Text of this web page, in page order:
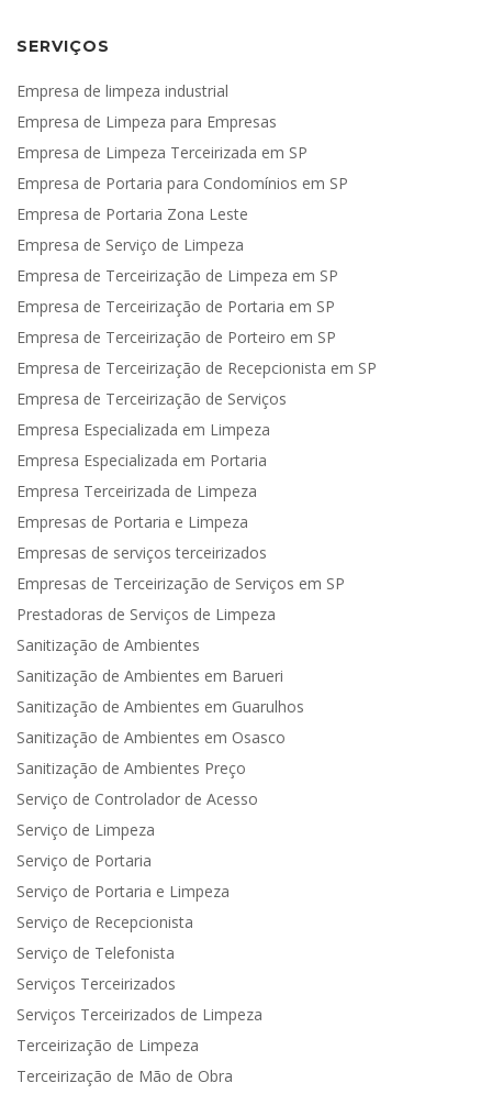
SERVIÇOS
Empresa de limpeza industrial
Empresa de Limpeza para Empresas
Empresa de Limpeza Terceirizada em SP
Empresa de Portaria para Condomínios em SP
Empresa de Portaria Zona Leste
Empresa de Serviço de Limpeza
Empresa de Terceirização de Limpeza em SP
Empresa de Terceirização de Portaria em SP
Empresa de Terceirização de Porteiro em SP
Empresa de Terceirização de Recepcionista em SP
Empresa de Terceirização de Serviços
Empresa Especializada em Limpeza
Empresa Especializada em Portaria
Empresa Terceirizada de Limpeza
Empresas de Portaria e Limpeza
Empresas de serviços terceirizados
Empresas de Terceirização de Serviços em SP
Prestadoras de Serviços de Limpeza
Sanitização de Ambientes
Sanitização de Ambientes em Barueri
Sanitização de Ambientes em Guarulhos
Sanitização de Ambientes em Osasco
Sanitização de Ambientes Preço
Serviço de Controlador de Acesso
Serviço de Limpeza
Serviço de Portaria
Serviço de Portaria e Limpeza
Serviço de Recepcionista
Serviço de Telefonista
Serviços Terceirizados
Serviços Terceirizados de Limpeza
Terceirização de Limpeza
Terceirização de Mão de Obra